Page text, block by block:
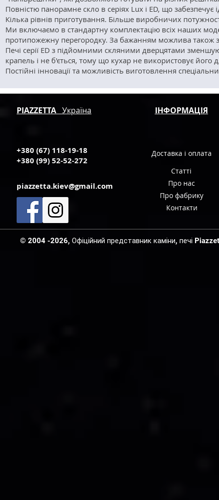
Повністю панорамне скло в серіях Lux і ED, що забезпечує
Кілька рівнів приготування. Більше виробничих
Ми включаємо в стандартну комплектацію всіх наших
протипожежну перегородку. За бажанням можлива також
Печі серії ED з підйомними скляними дверцятами
крапель і не б'ється, тому що кухар не використовує його
Постійні інновації та можливість виготовлення
PIAZZETTA Україна ІНФОРМАЦІЯ
+380 (67) 118-19-18
+380 (99) 52-52-272
Доставка і оплата
Статті
piazzetta.kiev@gmail.com
Про нас
Про фабрику
Контакти
© 2004 -2026, Офіційний представник каміни, печі